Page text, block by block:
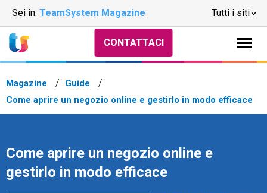
Sei in: TeamSystem Magazine Tutti i siti
CONTATTACI
Magazine
Guide
Come aprire un negozio online e gestirlo in modo efficace
Come aprire un negozio online e
gestirlo in modo efficace